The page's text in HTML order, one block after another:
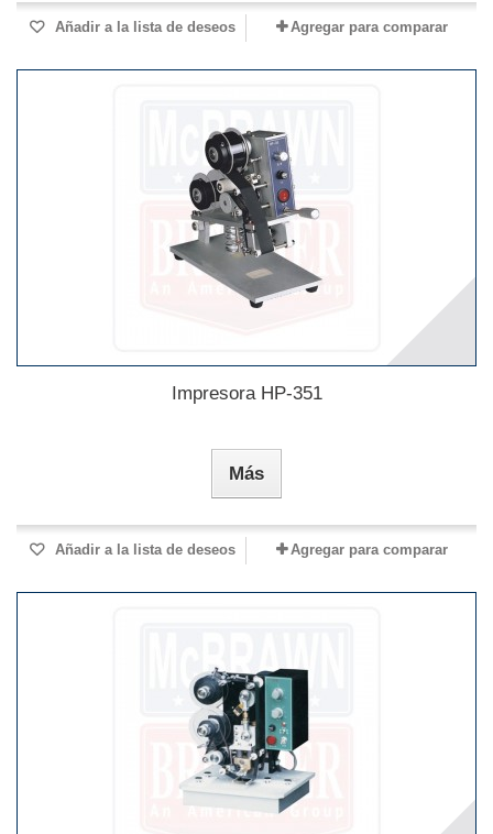
Añadir a la lista de deseos Agregar para comparar
Impresora HP-351
Más
Añadir a la lista de deseos Agregar para comparar